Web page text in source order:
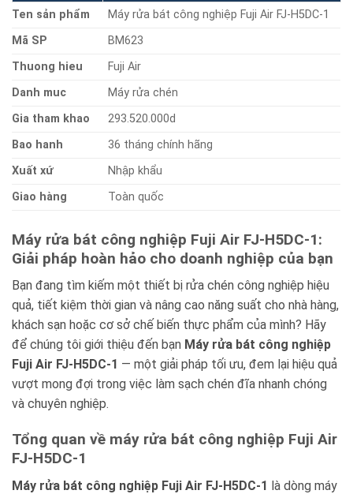
Ten sản phẩm
Máy rửa bát công nghiệp Fuji Air FJ-H5DC-1
Mã SP
BM623
Thuong hieu
Fuji Air
Danh muc
Máy rửa chén
Gia tham khao
293.520.000d
Bao hanh
36 tháng chính hãng
Xuất xứ
Nhập khẩu
Giao hàng
Toàn quốc
Máy rửa bát công nghiệp Fuji Air FJ-H5DC-1:
Giải pháp hoàn hảo cho doanh nghiệp của bạn
Bạn đang tìm kiếm một thiết bị rửa chén công nghiệp hiệu
quả, tiết kiệm thời gian và nâng cao năng suất cho nhà hàng,
khách sạn hoặc cơ sở chế biến thực phẩm của mình? Hãy
để chúng tôi giới thiệu đến bạn Máy rửa bát công nghiệp
Fuji Air FJ-H5DC-1 — một giải pháp tối ưu, đem lại hiệu quả
vượt mong đợi trong việc làm sạch chén đĩa nhanh chóng
và chuyên nghiệp.
Tổng quan về máy rửa bát công nghiệp Fuji Air
FJ-H5DC-1
Máy rửa bát công nghiệp Fuji Air FJ-H5DC-1 là dòng máy